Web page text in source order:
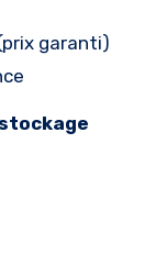
garanti)